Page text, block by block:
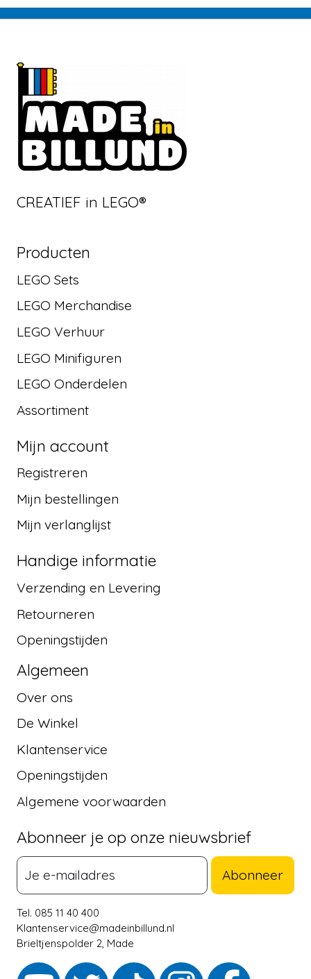
CREATIEF in LEGO®
Producten
LEGO Sets
LEGO Merchandise
LEGO Verhuur
LEGO Minifiguren
LEGO Onderdelen
Assortiment
Mijn account
Registreren
Mijn bestellingen
Mijn verlanglijst
Handige informatie
Verzending en Levering
Retourneren
Openingstijden
Algemeen
Over ons
De Winkel
Klantenservice
Openingstijden
Algemene voorwaarden
Abonneer je op onze nieuwsbrief
Abonneer
Tel. 085 11 40 400
Klantenservice@madeinbillund.nl
Brieltjenspolder 2, Made